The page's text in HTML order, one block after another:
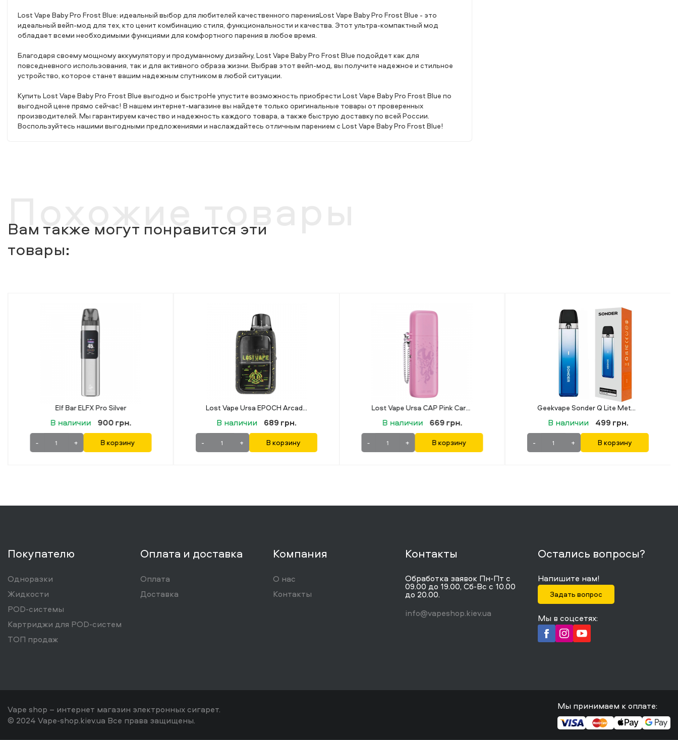
Lost Vape Baby Pro Frost Blue: идеальный выбор для любителей качественного паренияLost Vape Baby Pro Frost Blue - это
идеальный вейп-мод для тех, кто ценит комбинацию стиля, функциональности и качества. Этот ультра-компактный мод
обладает всеми необходимыми функциями для комфортного парения в любое время.
Благодаря своему мощному аккумулятору и продуманному дизайну, Lost Vape Baby Pro Frost Blue подойдет как для
повседневного использования, так и для активного образа жизни. Выбрав этот вейп-мод, вы получите надежное и стильное
устройство, которое станет вашим надежным спутником в любой ситуации.
Купить Lost Vape Baby Pro Frost Blue выгодно и быстроНе упустите возможность приобрести Lost Vape Baby Pro Frost Blue по
выгодной цене прямо сейчас! В нашем интернет-магазине вы найдете только оригинальные товары от проверенных
производителей. Мы гарантируем качество и надежность каждого товара, а также быструю доставку по всей России.
Воспользуйтесь нашими выгодными предложениями и наслаждайтесь отличным парением с Lost Vape Baby Pro Frost Blue!
Похожие товары
Вам также могут понравится эти
товары:
Elf Bar ELFX Pro Silver
В наличии 900 грн.
- + В корзину
Lost Vape Ursa EPOCH Arcade Era
В наличии 689 грн.
- + В корзину
Lost Vape Ursa CAP Pink Carnival
В наличии 669 грн.
- + В корзину
Geekvape Sonder Q Lite Metallic Blue (Металлический синий)
В наличии 499 грн.
- + В корзину
Покупателю
Одноразки
Жидкости
POD-системы
Картриджи для POD-систем
ТОП продаж
Оплата и доставка
Оплата
Доставка
Компания
О нас
Контакты
Контакты
Обработка заявок Пн-Пт с
09.00 до 19.00, Сб-Вс с 10.00
до 20.00.
info@vapeshop.kiev.ua
Остались вопросы?
Напишите нам!
Задать вопрос
Мы в соцсетях:
Vape shop – интернет магазин электронных сигарет.
© 2024 Vape-shop.kiev.ua Все права защищены.
Мы принимаем к оплате: